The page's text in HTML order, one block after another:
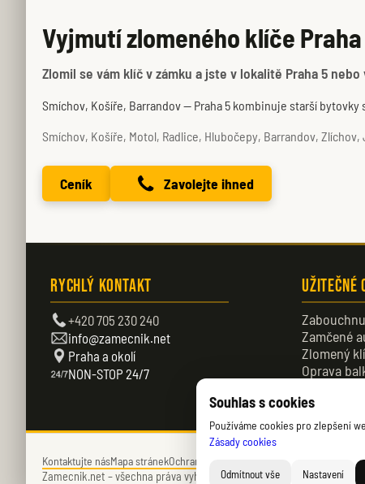
Vyjmutí zlomeného klíče
Zlomil se vám klíč v zámku a jste v lokalitě Praha 5
Smíchov, Košíře, Barrandov — Praha 5 kombinuje starší
Smíchov, Košíře, Motol, Radlice, Hlubočepy, Barrandov, Zlíchov,
Ceník Zavolejte ihned
Rychlý kontakt
+420 705 230 240
info@zamecnik.net
Praha a okolí
NON-STOP 24/7
Užitečné
Zamčené
Zlomený
Oprava
Kontaktujte násMapa stránekOchrana soukromí
Zamecnik.net –všechna práva vyhrazena – © 2026 – Daniel Němec.
Souhlas s cookies
Používáme cookies pro zlepšení
Zásady cookies
Odmítnout vše Nastavení